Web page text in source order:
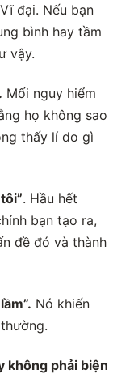
đại. Nếu bạn
bình hay tầm
vậy.
Mối nguy hiểm
họ không sao
thấy lí do gì
. Hầu hết
bạn tạo ra,
đề đó và thành
Nó khiến
không phải biện